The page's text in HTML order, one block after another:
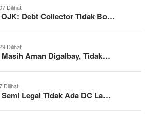
Dilihat
Debt Collector Tidak Bo…
Dilihat
Aman Digalbay, Tidak…
Dilihat
Legal Tidak Ada DC La…